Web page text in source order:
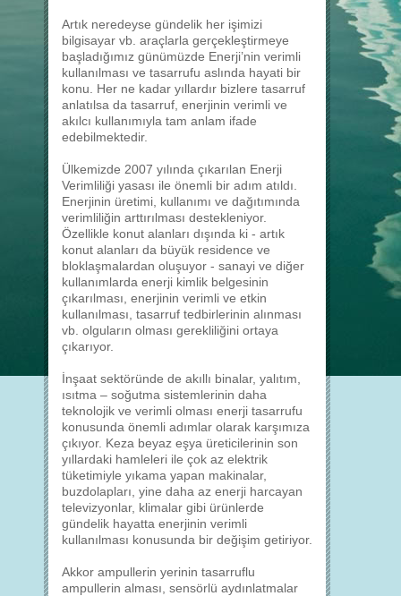
Artık neredeyse gündelik her işimizi
bilgisayar vb. araçlarla gerçekleştirmeye
başladığımız günümüzde Enerji’nin verimli
kullanılması ve tasarrufu aslında hayati bir
konu. Her ne kadar yıllardır bizlere tasarruf
anlatılsa da tasarruf, enerjinin verimli ve
akılcı kullanımıyla tam anlam ifade
edebilmektedir.
Ülkemizde 2007 yılında çıkarılan Enerji
Verimliliği yasası ile önemli bir adım atıldı.
Enerjinin üretimi, kullanımı ve dağıtımında
verimliliğin arttırılması destekleniyor.
Özellikle konut alanları dışında ki - artık
konut alanları da büyük residence ve
bloklaşmalardan oluşuyor - sanayi ve diğer
kullanımlarda enerji kimlik belgesinin
çıkarılması, enerjinin verimli ve etkin
kullanılması, tasarruf tedbirlerinin alınması
vb. olguların olması gerekliliğini ortaya
çıkarıyor.
İnşaat sektöründe de akıllı binalar, yalıtım,
ısıtma – soğutma sistemlerinin daha
teknolojik ve verimli olması enerji tasarrufu
konusunda önemli adımlar olarak karşımıza
çıkıyor. Keza beyaz eşya üreticilerinin son
yıllardaki hamleleri ile çok az elektrik
tüketimiyle yıkama yapan makinalar,
buzdolapları, yine daha az enerji harcayan
televizyonlar, klimalar gibi ürünlerde
gündelik hayatta enerjinin verimli
kullanılması konusunda bir değişim getiriyor.
Akkor ampullerin yerinin tasarruflu
ampullerin alması, sensörlü aydınlatmalar